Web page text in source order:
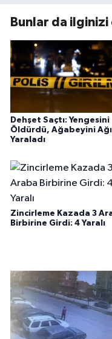
Bunlar da
Dehşet Saçtı: Yengesini
Öldürdü, Ağabeyini
Yaraladı
Zincirleme Kazada 3
Birbirine Girdi: 4 Yaralı